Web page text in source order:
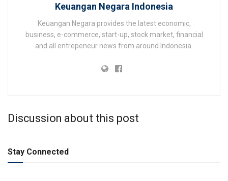
Keuangan Negara Indonesia
Keuangan Negara provides the latest economic,
business, e-commerce, start-up, stock market, financial
and all entrepeneur news from around Indonesia.
Discussion about this post
Stay Connected